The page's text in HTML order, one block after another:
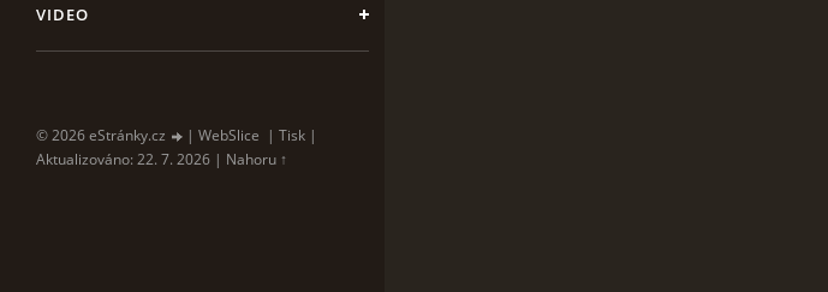
VIDEO
© 2026 eStránky.cz | WebSlice | Tisk |
Aktualizováno: 22. 7. 2026 | Nahoru ↑